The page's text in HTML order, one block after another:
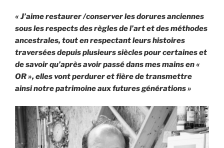
« J’aime restaurer /conserver les dorures anciennes
sous les respects des règles de l’art et des méthodes
ancestrales, tout en respectant leurs histoires
traversées depuis plusieurs siècles pour certaines et
de savoir qu’après avoir passé dans mes mains en «
OR », elles vont perdurer et fière de transmettre
ainsi notre patrimoine aux futures générations »